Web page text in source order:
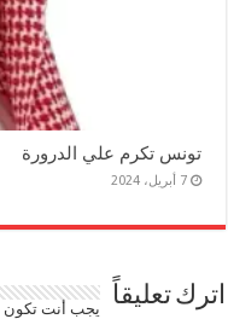
تونس تكرم علي الدرورة
7 أبريل، 2024
اترك تعليقاً يجب أنت تكون